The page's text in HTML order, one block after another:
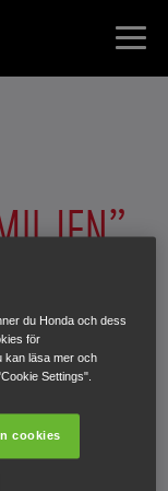
i juni 2005 de
Hondas
åren kommer
hjälpa Honda
med
du Honda och dess
för
kan läsa mer och
Settings".
cookies